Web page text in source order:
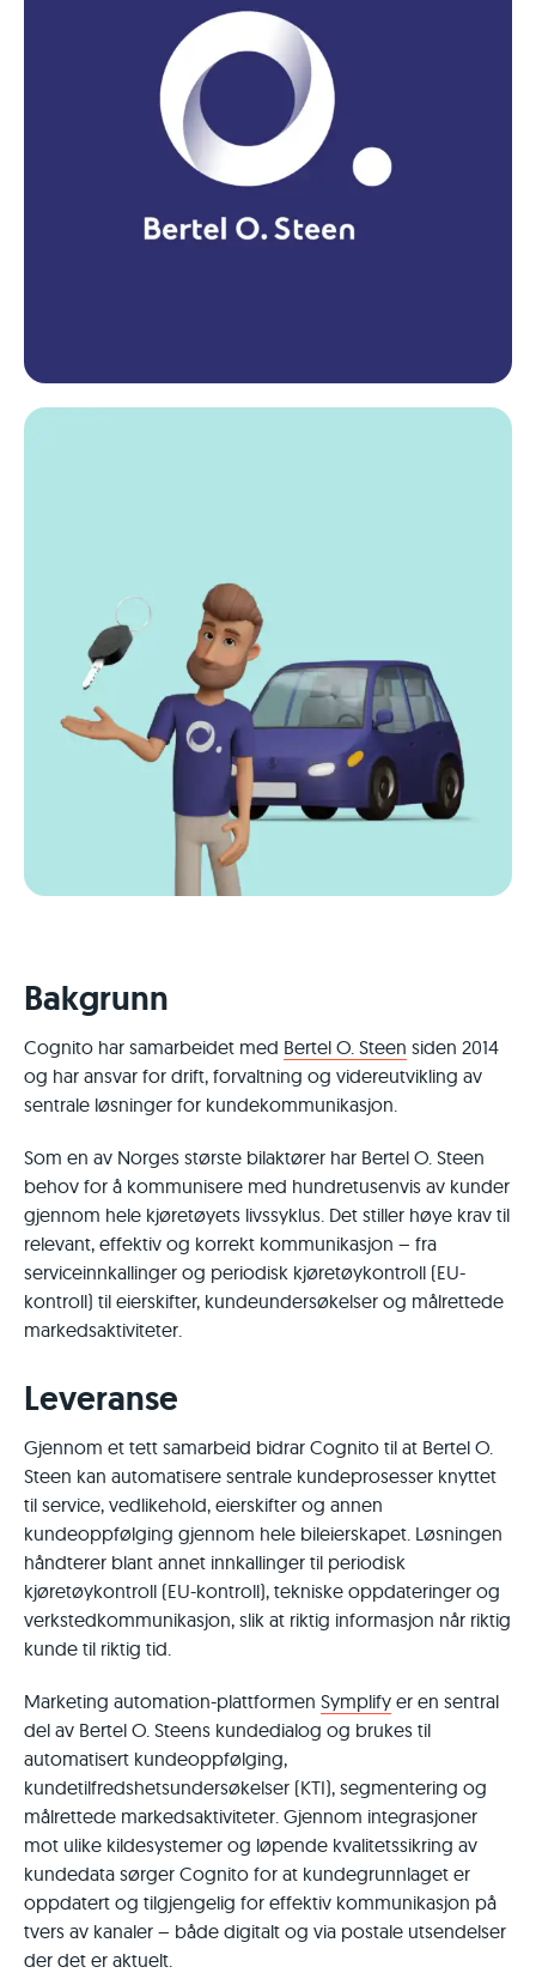
Bakgrunn
Cognito har samarbeidet med Bertel O. Steen siden 2014
og har ansvar for drift, forvaltning og videreutvikling av
sentrale løsninger for kundekommunikasjon.
Som en av Norges største bilaktører har Bertel O. Steen
behov for å kommunisere med hundretusenvis av kunder
gjennom hele kjøretøyets livssyklus. Det stiller høye krav til
relevant, effektiv og korrekt kommunikasjon – fra
serviceinnkallinger og periodisk kjøretøykontroll (EU-
kontroll) til eierskifter, kundeundersøkelser og målrettede
markedsaktiviteter.
Leveranse
Gjennom et tett samarbeid bidrar Cognito til at Bertel O.
Steen kan automatisere sentrale kundeprosesser knyttet
til service, vedlikehold, eierskifter og annen
kundeoppfølging gjennom hele bileierskapet. Løsningen
håndterer blant annet innkallinger til periodisk
kjøretøykontroll (EU-kontroll), tekniske oppdateringer og
verkstedkommunikasjon, slik at riktig informasjon når riktig
kunde til riktig tid.
Marketing automation-plattformen Symplify er en sentral
del av Bertel O. Steens kundedialog og brukes til
automatisert kundeoppfølging,
kundetilfredshetsundersøkelser (KTI), segmentering og
målrettede markedsaktiviteter. Gjennom integrasjoner
mot ulike kildesystemer og løpende kvalitetssikring av
kundedata sørger Cognito for at kundegrunnlaget er
oppdatert og tilgjengelig for effektiv kommunikasjon på
tvers av kanaler – både digitalt og via postale utsendelser
der det er aktuelt.